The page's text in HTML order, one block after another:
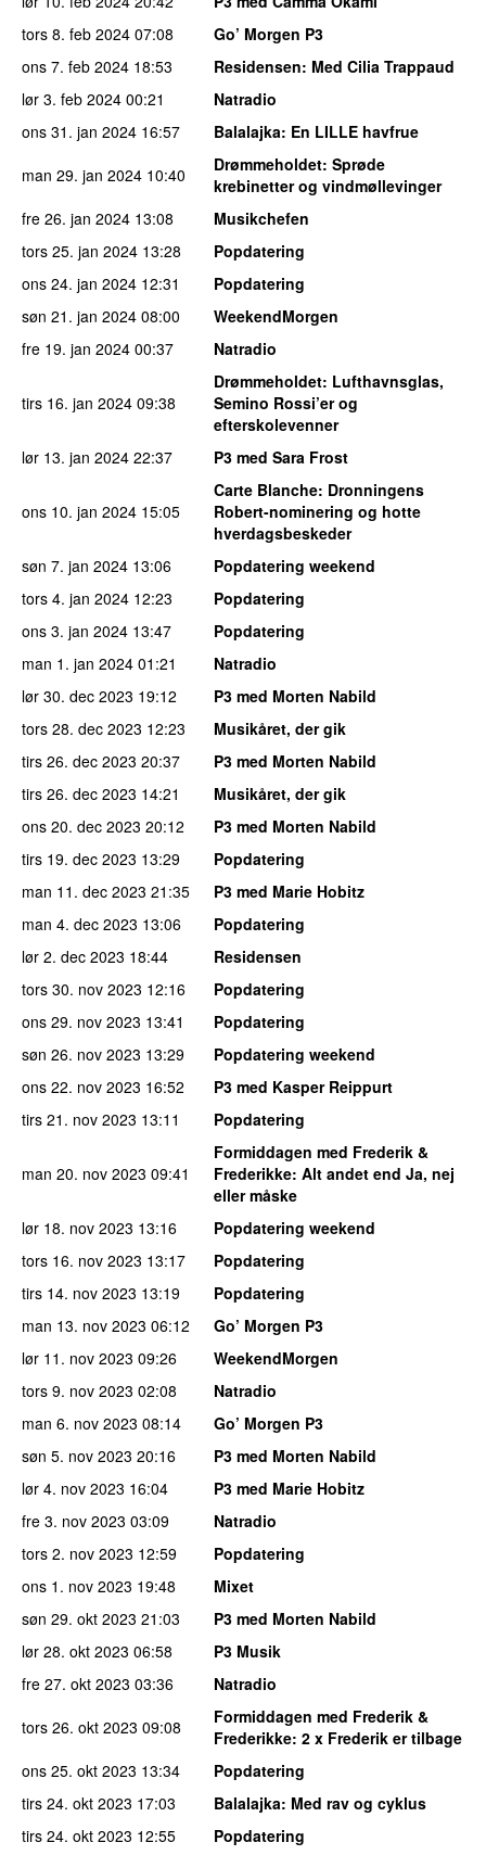
tors 8. feb 2024 07:08
Go’ Morgen P3
ons 7. feb 2024 18:53 Residensen: Med Cilia Trappaud
lør 3. feb 2024 00:21
Natradio
ons 31. jan 2024 16:57 Balalajka: En LILLE havfrue
man 29. jan 2024 10:40 Drømmeholdet: Sprøde
krebinetter og vindmøllevinger
fre 26. jan 2024 13:08
Musikchefen
tors 25. jan 2024 13:28
Popdatering
ons 24. jan 2024 12:31
Popdatering
søn 21. jan 2024 08:00
WeekendMorgen
fre 19. jan 2024 00:37 Natradio
tirs 16. jan 2024 09:38
Drømmeholdet: Lufthavnsglas,
Semino Rossi’er og
efterskolevenner
lør 13. jan 2024 22:37 P3 med Sara Frost
ons 10. jan 2024 15:05
Carte Blanche: Dronningens
Robert-nominering og hotte
hverdagsbeskeder
søn 7. jan 2024 13:06
Popdatering weekend
tors 4. jan 2024 12:23
Popdatering
ons 3. jan 2024 13:47
Popdatering
man 1. jan 2024 01:21
Natradio
lør 30. dec 2023 19:12
P3 med Morten Nabild
tors 28. dec 2023 12:23
Musikåret, der gik
tirs 26. dec 2023 20:37
P3 med Morten Nabild
tirs 26. dec 2023 14:21
Musikåret, der gik
ons 20. dec 2023 20:12
P3 med Morten Nabild
tirs 19. dec 2023 13:29
Popdatering
man 11. dec 2023 21:35
P3 med Marie Hobitz
man 4. dec 2023 13:06
Popdatering
lør 2. dec 2023 18:44
Residensen
tors 30. nov 2023 12:16
Popdatering
ons 29. nov 2023 13:41
Popdatering
søn 26. nov 2023 13:29
Popdatering weekend
ons 22. nov 2023 16:52
P3 med Kasper Reippurt
tirs 21. nov 2023 13:11 Popdatering
man 20. nov 2023 09:41
Formiddagen med Frederik &
Frederikke: Alt andet end Ja, nej
eller måske
lør 18. nov 2023 13:16
Popdatering weekend
tors 16. nov 2023 13:17
Popdatering
tirs 14. nov 2023 13:19
Popdatering
man 13. nov 2023 06:12
Go’ Morgen P3
lør 11. nov 2023 09:26
WeekendMorgen
tors 9. nov 2023 02:08
Natradio
man 6. nov 2023 08:14
Go’ Morgen P3
søn 5. nov 2023 20:16
P3 med Morten Nabild
lør 4. nov 2023 16:04
P3 med Marie Hobitz
fre 3. nov 2023 03:09
Natradio
tors 2. nov 2023 12:59
Popdatering
ons 1. nov 2023 19:48
Mixet
søn 29. okt 2023 21:03
P3 med Morten Nabild
lør 28. okt 2023 06:58
P3 Musik
fre 27. okt 2023 03:36
Natradio
tors 26. okt 2023 09:08
Formiddagen med Frederik &
Frederikke: 2 x Frederik er tilbage
ons 25. okt 2023 13:34
Popdatering
tirs 24. okt 2023 17:03 Balalajka: Med rav og cyklus
tirs 24. okt 2023 12:55
Popdatering